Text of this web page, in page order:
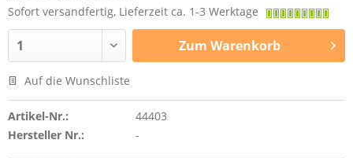
Sofort versandfertig, Lieferzeit ca. 1-3 Werktage
Zum Warenkorb
Auf die Wunschliste
Artikel-Nr.:
44403
Hersteller Nr.:
-